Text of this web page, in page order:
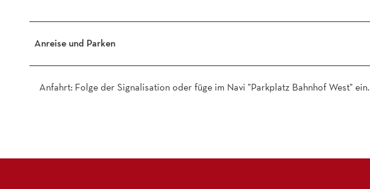
Anreise und Parken
Anfahrt: Folge der Signalisation oder füge im Navi "Parkplatz Bahnhof West" ein.